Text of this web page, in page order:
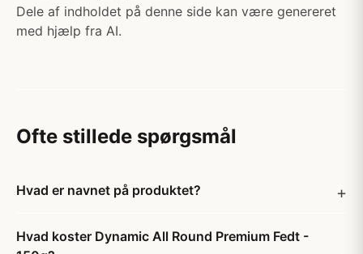
Dele af indholdet på denne side kan være genereret
med hjælp fra AI.
Ofte stillede spørgsmål
Hvad er navnet på produktet?
Hvad koster Dynamic All Round Premium Fedt -